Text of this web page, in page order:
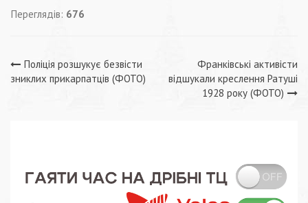
Переглядів: 676
Навігація
Поліція розшукує безвісти
зниклих прикарпатців (ФОТО)
Франківські активісти
відшукали креслення Ратуші
1928 року (ФОТО)